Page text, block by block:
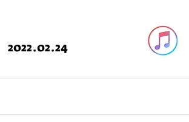
2022.02.24